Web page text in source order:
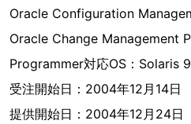
Oracle Configuration
Oracle Change Management
Programmer対応OS：Solaris
受注開始日：2004年12月14日
提供開始日：2004年12月24日